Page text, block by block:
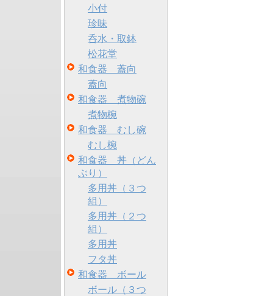
小付
珍味
呑水・取鉢
松花堂
和食器 蓋向
蓋向
和食器 煮物碗
煮物椀
和食器 むし碗
むし椀
和食器 丼（どん
ぶり）
多用丼（３つ
組）
多用丼（２つ
組）
多用丼
フタ丼
和食器 ボール
ボール（３つ